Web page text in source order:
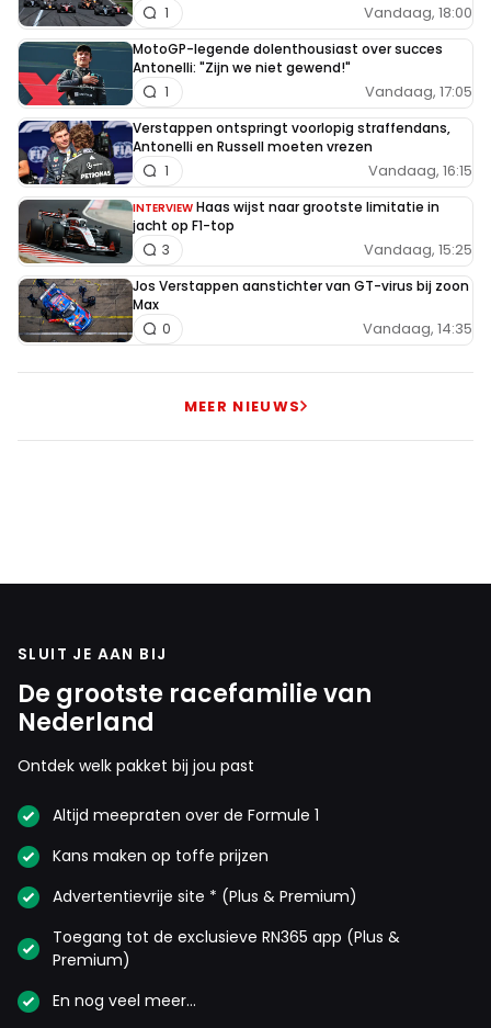
Vandaag, 18:00
1
MotoGP-legende dolenthousiast over succes
Antonelli: "Zijn we niet gewend!"
Vandaag, 17:05
1
Verstappen ontspringt voorlopig straffendans,
Antonelli en Russell moeten vrezen
Vandaag, 16:15
1
INTERVIEW Haas wijst naar grootste limitatie in
jacht op F1-top
Vandaag, 15:25
3
Jos Verstappen aanstichter van GT-virus bij zoon
Max
Vandaag, 14:35
0
MEER NIEUWS
SLUIT JE AAN BIJ
De grootste racefamilie van
Nederland
Ontdek welk pakket bij jou past
Altijd meepraten over de Formule 1
Kans maken op toffe prijzen
Advertentievrije site * (Plus & Premium)
Toegang tot de exclusieve RN365 app (Plus &
Premium)
En nog veel meer…